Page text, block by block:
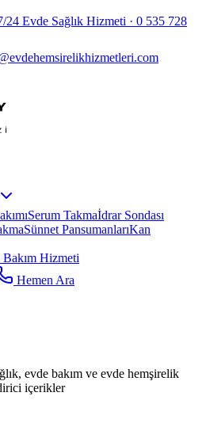
Evde Sağlık Hizmeti · 0 535 728
Serum Takmaİdrar Sondası
Sünnet PansumanlarıKan
Bakım Hizmeti
Hemen Ara
evde bakım ve evde hemşirelik
içerikler